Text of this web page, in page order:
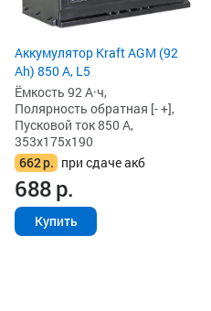
Аккумулятор Kraft AGM (92
Ah) 850 А, L5
Ёмкость 92 А·ч,
Полярность обратная [- +],
Пусковой ток 850 А,
353x175x190
662р. при сдаче акб
688р.
Купить